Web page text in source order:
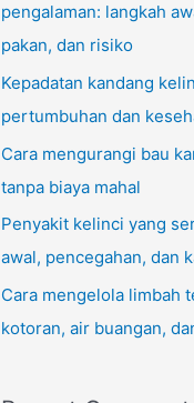
f
o
r
:
pengalaman: langkah
pakan, dan risiko
Kepadatan kandang
pertumbuhan dan
Cara mengurangi bau
tanpa biaya mahal
Penyakit kelinci yang
awal, pencegahan, dan
Cara mengelola limbah
kotoran, air buangan,